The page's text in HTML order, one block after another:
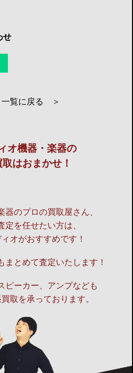
せ
覧に戻る ＞
オ機器・楽器の
はおまかせ！
器のプロの買取屋さん、
定を任せたい方は、
オがおすすめです！
まとめて査定いたします！
ピーカー、アンプなども
取を承っております。